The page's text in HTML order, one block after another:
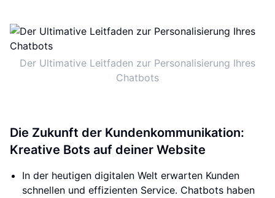
Der Ultimative Leitfaden zur Personalisierung Ihres
Chatbots
Die Zukunft der Kundenkommunikation:
Kreative Bots auf deiner Website
In der heutigen digitalen Welt erwarten Kunden
schnellen und effizienten Service. Chatbots haben